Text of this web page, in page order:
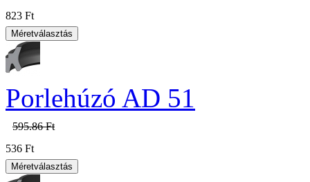
823 Ft
Porlehúzó AD 51
595.86 Ft
536 Ft